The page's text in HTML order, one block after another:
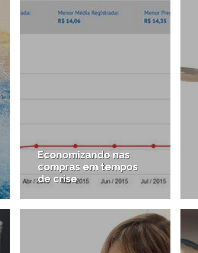
Economizando nas
compras em tempos
de crise
24/05/2014